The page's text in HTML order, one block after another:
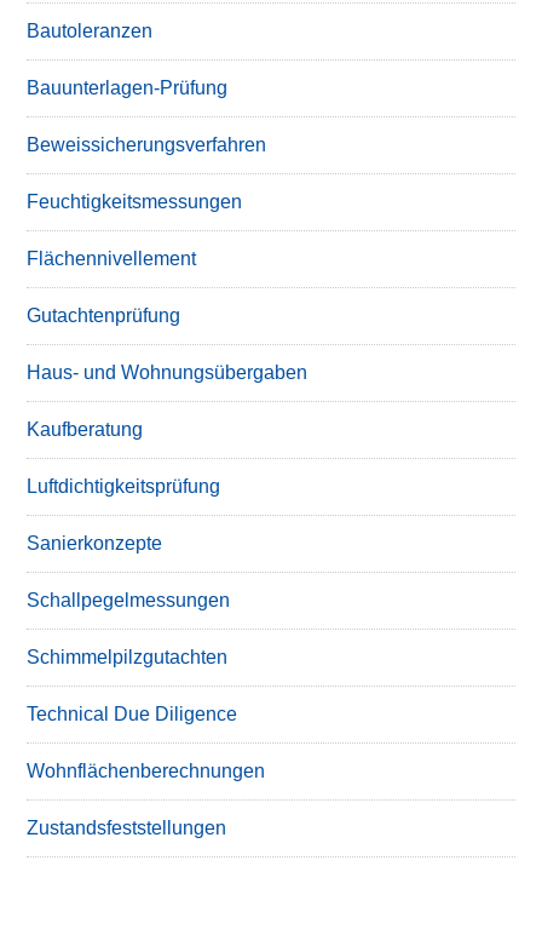
Bautoleranzen
Bauunterlagen-Prüfung
Beweissicherungsverfahren
Feuchtigkeitsmessungen
Flächennivellement
Gutachtenprüfung
Haus- und Wohnungsübergaben
Kaufberatung
Luftdichtigkeitsprüfung
Sanierkonzepte
Schallpegelmessungen
Schimmelpilzgutachten
Technical Due Diligence
Wohnflächenberechnungen
Zustandsfeststellungen